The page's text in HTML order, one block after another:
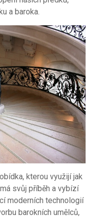
a baroka.
kterou využijí jak
svůj příběh a vybízí
moderních technologií
barokních umělců,